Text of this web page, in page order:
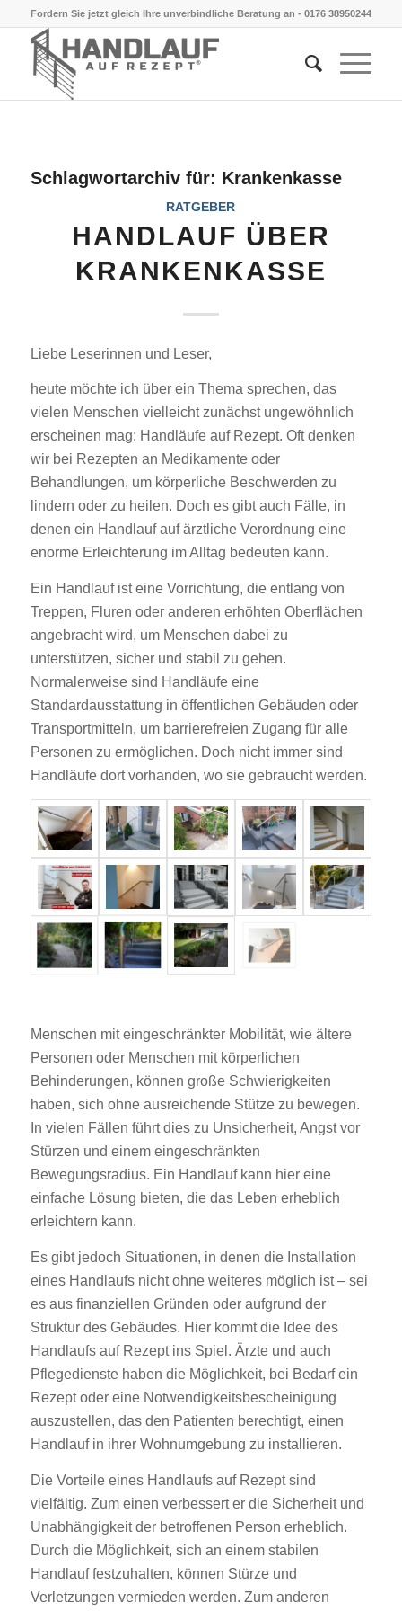
Fordern Sie jetzt gleich Ihre unverbindliche Beratung an - 0176 38950244
Schlagwortarchiv für: Krankenkasse
RATGEBER
HANDLAUF ÜBER
KRANKENKASSE
Liebe Leserinnen und Leser,
heute möchte ich über ein Thema sprechen, das
vielen Menschen vielleicht zunächst ungewöhnlich
erscheinen mag: Handläufe auf Rezept. Oft denken
wir bei Rezepten an Medikamente oder
Behandlungen, um körperliche Beschwerden zu
lindern oder zu heilen. Doch es gibt auch Fälle, in
denen ein Handlauf auf ärztliche Verordnung eine
enorme Erleichterung im Alltag bedeuten kann.
Ein Handlauf ist eine Vorrichtung, die entlang von
Treppen, Fluren oder anderen erhöhten Oberflächen
angebracht wird, um Menschen dabei zu
unterstützen, sicher und stabil zu gehen.
Normalerweise sind Handläufe eine
Standardausstattung in öffentlichen Gebäuden oder
Transportmitteln, um barrierefreien Zugang für alle
Personen zu ermöglichen. Doch nicht immer sind
Handläufe dort vorhanden, wo sie gebraucht werden.
Menschen mit eingeschränkter Mobilität, wie ältere
Personen oder Menschen mit körperlichen
Behinderungen, können große Schwierigkeiten
haben, sich ohne ausreichende Stütze zu bewegen.
In vielen Fällen führt dies zu Unsicherheit, Angst vor
Stürzen und einem eingeschränkten
Bewegungsradius. Ein Handlauf kann hier eine
einfache Lösung bieten, die das Leben erheblich
erleichtern kann.
Es gibt jedoch Situationen, in denen die Installation
eines Handlaufs nicht ohne weiteres möglich ist – sei
es aus finanziellen Gründen oder aufgrund der
Struktur des Gebäudes. Hier kommt die Idee des
Handlaufs auf Rezept ins Spiel. Ärzte und auch
Pflegedienste haben die Möglichkeit, bei Bedarf ein
Rezept oder eine Notwendigkeitsbescheinigung
auszustellen, das den Patienten berechtigt, einen
Handlauf in ihrer Wohnumgebung zu installieren.
Die Vorteile eines Handlaufs auf Rezept sind
vielfältig. Zum einen verbessert er die Sicherheit und
Unabhängigkeit der betroffenen Person erheblich.
Durch die Möglichkeit, sich an einem stabilen
Handlauf festzuhalten, können Stürze und
Verletzungen vermieden werden. Zum anderen